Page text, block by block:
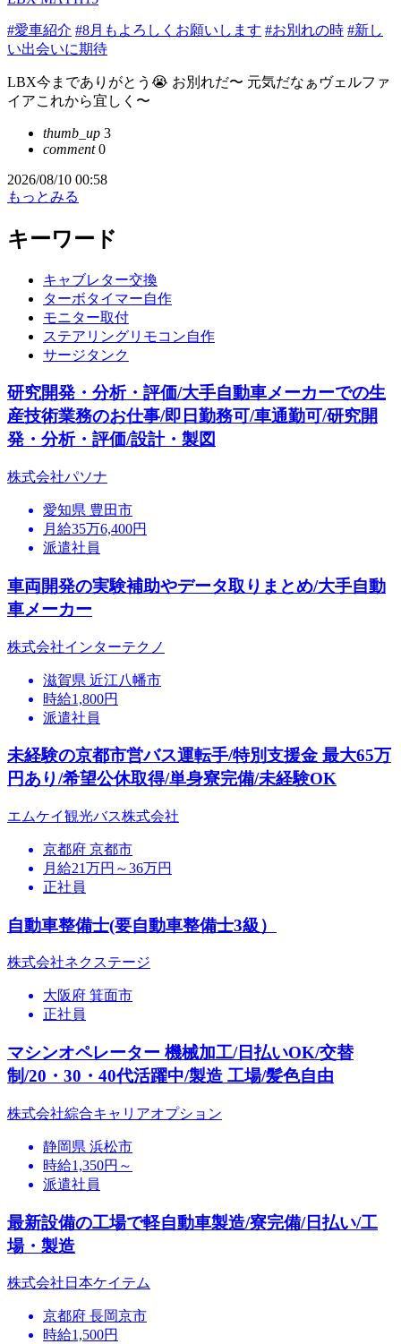
#愛車紹介 #8月もよろしくお願いします #お別れの時 #新し
い出会いに期待
LBX今までありがとう😭 お別れだ〜 元気だなぁヴェルファ
イアこれから宜しく〜
thumb_up 3
comment0
2026/08/10 00:58
もっとみる
キーワード
キャブレター交換
ターボタイマー自作
モニター取付
ステアリングリモコン自作
サージタンク
研究開発・分析・評価/大手自動車メーカーでの生
産技術業務のお仕事/即日勤務可/車通勤可/研究開
発・分析・評価/設計・製図
株式会社パソナ
愛知県 豊田市
月給35万6,400円
派遣社員
車両開発の実験補助やデータ取りまとめ/大手自動
車メーカー
株式会社インターテクノ
滋賀県 近江八幡市
時給1,800円
派遣社員
未経験の京都市営バス運転手/特別支援金 最大65万
円あり/希望公休取得/単身寮完備/未経験OK
エムケイ観光バス株式会社
京都府 京都市
月給21万円～36万円
正社員
自動車整備士(要自動車整備士3級）
株式会社ネクステージ
大阪府 箕面市
正社員
マシンオペレーター 機械加工/日払いOK/交替
制/20・30・40代活躍中/製造 工場/髪色自由
株式会社綜合キャリアオプション
静岡県 浜松市
時給1,350円～
派遣社員
最新設備の工場で軽自動車製造/寮完備/日払い/工
場・製造
株式会社日本ケイテム
京都府 長岡京市
時給1,500円